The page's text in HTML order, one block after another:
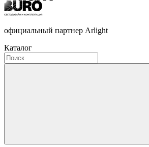
официальный партнер Arlight
Каталог